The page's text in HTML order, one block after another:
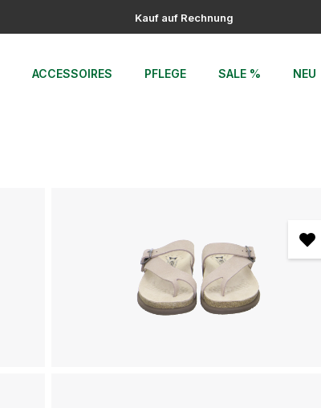
Kauf auf Rechnung
ACCESSOIRES PFLEGE SALE % NEU